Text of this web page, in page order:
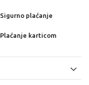
Sigurno plaćanje
Plaćanje karticom